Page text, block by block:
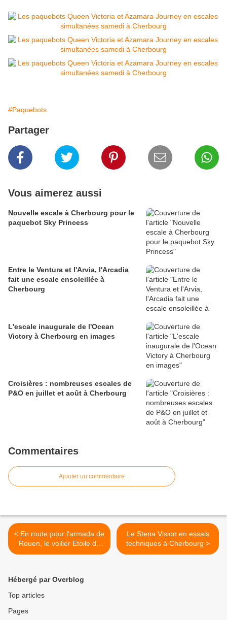
#Paquebots
Partager
Vous aimerez aussi
Nouvelle escale à Cherbourg pour le
paquebot Sky Princess
Entre le Ventura et l'Arvia, l'Arcadia
fait une escale ensoleillée à
Cherbourg
L'escale inaugurale de l'Ocean
Victory à Cherbourg en images
Croisières : nombreuses escales de
P&O en juillet et août à Cherbourg
Commentaires
Ajouter un commentaire
< En route pour l'armada de
Rouen, le voilier Etoile du
Roy passe par Cherbourg
Le Stena Vision en essais
techniques à Cherbourg >
Hébergé par Overblog
Top articles
Pages